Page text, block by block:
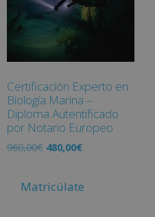
Certificación Experto en
Biología Marina –
Diploma Autentificado
por Notario Europeo
960,00€ 480,00€
Matricúlate